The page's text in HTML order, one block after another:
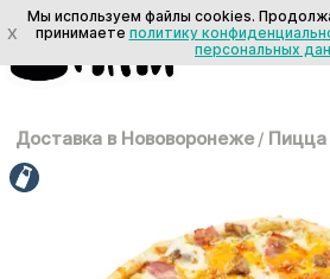
Доставка в Нововоронеже / Пицца
X
Мы используем файлы cookies.
принимаете политику
персональных